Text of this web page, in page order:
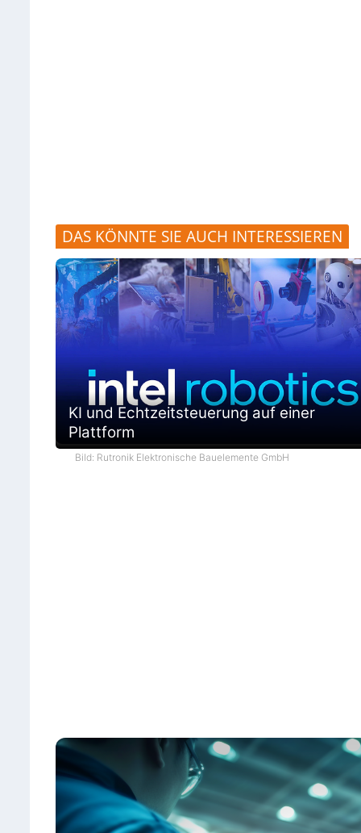
DAS KÖNNTE SIE AUCH INTERESSIEREN
KI und Echtzeitsteuerung auf einer
Plattform
Bild: Rutronik Elektronische Bauelemente GmbH